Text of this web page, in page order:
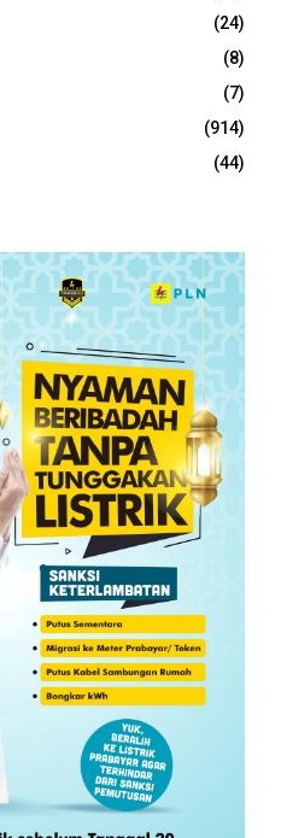
(24)
(8)
(7)
(914)
(44)